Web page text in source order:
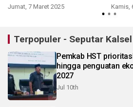
Jumat, 7 Maret 2025 Kamis,
Terpopuler - Seputar Kalsel
Pemkab HST
hingga penguatan
2027
Jul 10th